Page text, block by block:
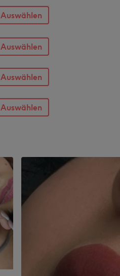
Auswählen
Auswählen
Auswählen
Auswählen